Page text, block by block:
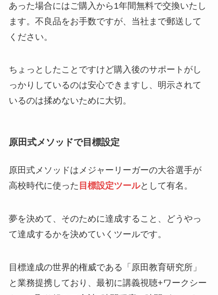
あった場合にはご購入から1年間無料で交換いたし
ます。不良品をお手数ですが、当社まで郵送して
ください。
ちょっとしたことですけど購入後のサポートがし
っかりしているのは安心できますし、明示されて
いるのは揉めないために大切。
原田式メソッドで目標設定
原田式メソッドはメジャーリーガーの大谷選手が
高校時代に使った 目標設定ツールとして有名。
夢を決めて、そのために達成すること、どうやっ
て達成するかを決めていくツールです。
目標達成の世界的権威である「原田教育研究所」
と業務提携しており、最初に講義視聴+ワークシー